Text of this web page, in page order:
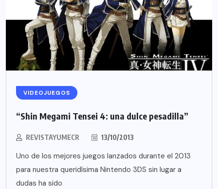
VIDEOJUEGOS
“Shin Megami Tensei 4: una dulce pesadilla”
REVISTAYUMECR 13/10/2013
Uno de los mejores juegos lanzados durante el 2013
para nuestra queridísima Nintendo 3DS sin lugar a
dudas ha sido